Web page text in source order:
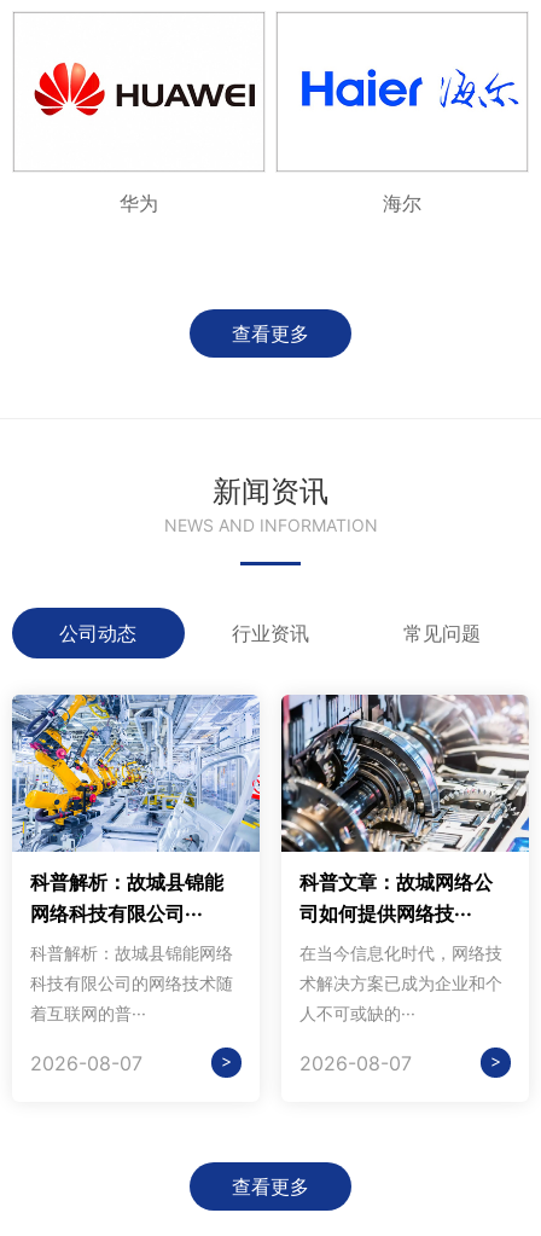
华为 海尔
查看更多
新闻资讯
NEWS AND INFORMATION
公司动态 行业资讯 常见问题
科普解析：故城县锦能
网络科技有限公司···
科普解析：故城县锦能网络
科技有限公司的网络技术随
着互联网的普···
2026-08-07 >
科普文章：故城网络公
司如何提供网络技···
在当今信息化时代，网络技
术解决方案已成为企业和个
人不可或缺的···
2026-08-07 >
查看更多